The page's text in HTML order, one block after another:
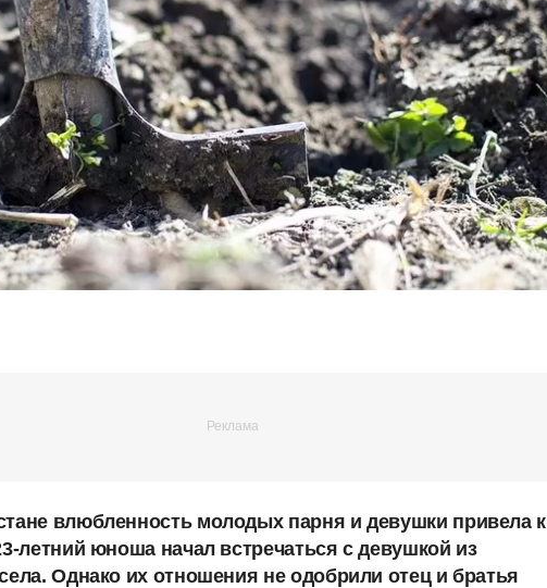
влюбленность молодых парня и девушки привела к
летний юноша начал встречаться с девушкой из
Однако их отношения не одобрили отец и братья